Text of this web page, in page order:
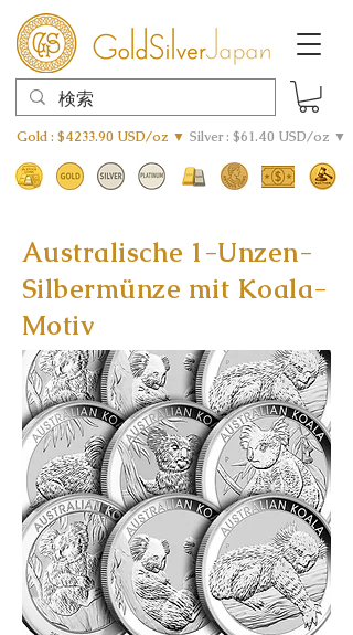
Gold : $4233.90 USD/oz ▼ Silver : $61.40 USD/oz ▼
Australische 1-Unzen-
Silbermünze mit Koala-
Motiv